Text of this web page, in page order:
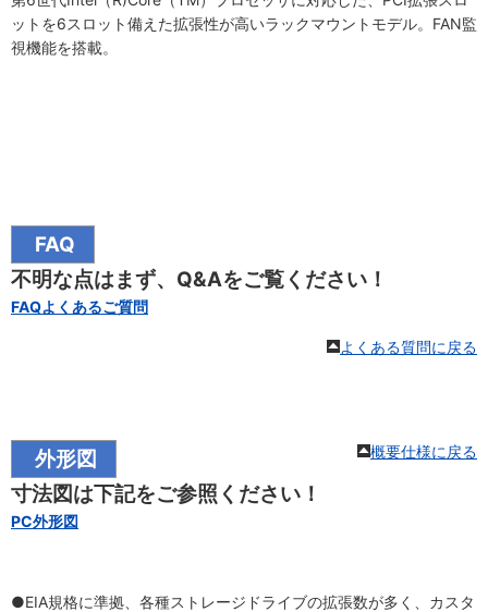
ットを6スロット備えた拡張性が高いラックマウントモデル。FAN監
視機能を搭載。
FAQ
不明な点はまず、Q&Aをご覧ください！
FAQよくあるご質問
よくある質問に戻る
外形図
寸法図は下記をご参照ください！
PC外形図
概要仕様に戻る
●EIA規格に準拠、各種ストレージドライブの拡張数が多く、カスタ